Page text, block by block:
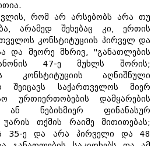
რომ არ არსებობს არა თუ
არამედ შეხებაც კი, ერთის
კონსტიტუციის პირველ და
და მეორე მხრივ, "განათლების
47-ე მუხლს შორის;
კონსტიტუციის აღნიშნული
შეიცავს საქართველოს მიერ
ურთიერთობების დამყარების
ან ნებისმიერ ფინანასურ
უარის თქმის რაიმე მითითებას;
35-ე და არა პირველი და 48